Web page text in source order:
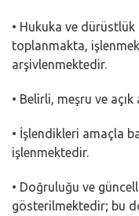
• Hukuka ve
toplanmakta,
arşivlenmektedir.
• Belirli, meşru ve
• İşlendikleri amaçla
işlenmektedir.
• Doğruluğu ve
gösterilmektedir; bu